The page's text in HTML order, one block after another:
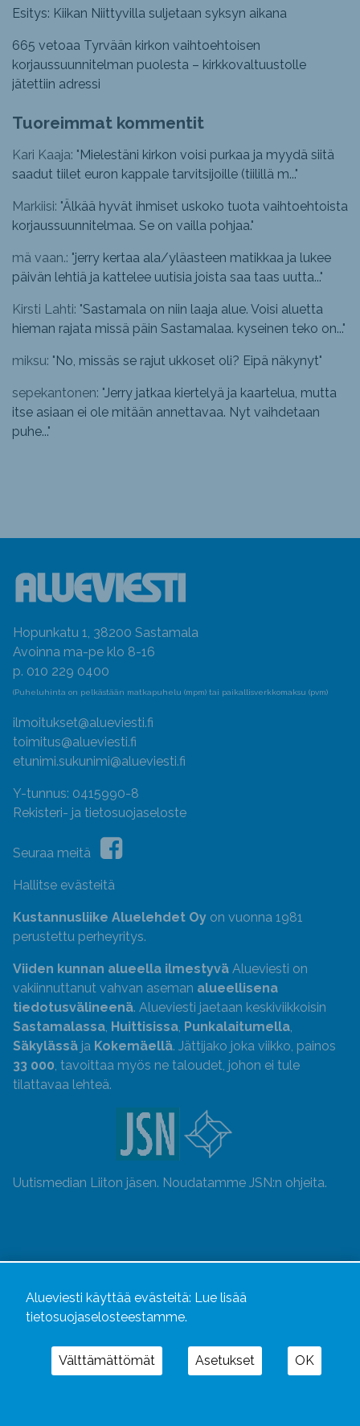
Esitys: Kiikan Niittyvilla suljetaan syksyn aikana
665 vetoaa Tyrvään kirkon vaihtoehtoisen
korjaussuunnitelman puolesta – kirkkovaltuustolle
jätettiin adressi
Tuoreimmat kommentit
Kari Kaaja: "Mielestäni kirkon voisi purkaa ja myydä siitä
saadut tiilet euron kappale tarvitsijoille (tiilillä m..."
Markiisi: "Älkää hyvät ihmiset uskoko tuota vaihtoehtoista
korjaussuunnitelmaa. Se on vailla pohjaa."
mä vaan.: "jerry kertaa ala/yläasteen matikkaa ja lukee
päivän lehtiä ja kattelee uutisia joista saa taas uutta..."
Kirsti Lahti: "Sastamala on niin laaja alue. Voisi aluetta
hieman rajata missä päin Sastamalaa. kyseinen teko on..."
miksu: "No, missäs se rajut ukkoset oli? Eipä näkynyt"
sepekantonen: "Jerry jatkaa kiertelyä ja kaartelua, mutta
itse asiaan ei ole mitään annettavaa. Nyt vaihdetaan
puhe..."
Hopunkatu 1, 38200 Sastamala
Avoinna ma-pe klo 8-16
p. 010 229 0400
(Puheluhinta on pelkästään matkapuhelu (mpm) tai paikallisverkkomaksu (pvm)
ilmoitukset@alueviesti.fi
toimitus@alueviesti.fi
etunimi.sukunimi@alueviesti.fi
Y-tunnus: 0415990-8
Rekisteri- ja tietosuojaseloste
Seuraa meitä
Hallitse evästeitä
Kustannusliike Aluelehdet Oy on vuonna 1981
perustettu perheyritys.
Viiden kunnan alueella ilmestyvä Alueviesti on
vakiinnuttanut vahvan aseman alueellisena
tiedotusvälineenä. Alueviesti jaetaan keskiviikkoisin
Sastamalassa, Huittisissa, Punkalaitumella,
Säkylässä ja Kokemäellä. Jättijako joka viikko, painos
33 000, tavoittaa myös ne taloudet, johon ei tule
tilattavaa lehteä.
Uutismedian Liiton jäsen. Noudatamme JSN:n ohjeita.
Alueviesti käyttää evästeitä: Lue lisää
tietosuojaselosteestamme.
Välttämättömät Asetukset OK